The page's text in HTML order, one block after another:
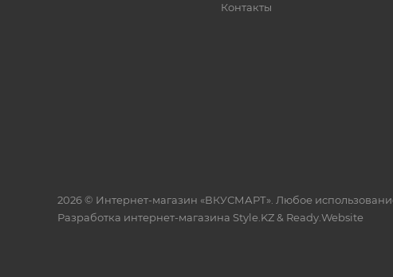
Контакты
2026 © Интернет-магазин «ВКУСМАРТ». Любое
Разработка интернет-магазина Style.KZ& Ready.Website